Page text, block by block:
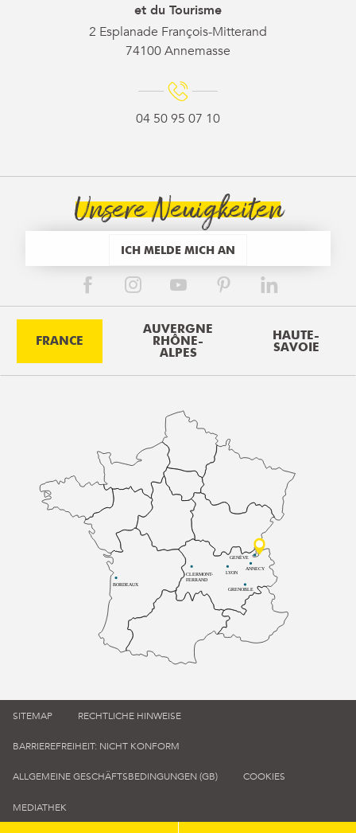
et du Tourisme
2 Esplanade François-Mitterand
74100 Annemasse
04 50 95 07 10
Unsere Neuigkeiten
ICH MELDE MICH AN
FRANCE
AUVERGNE
RHÔNE-
ALPES
HAUTE-
SAVOIE
BORDEAUX
CLERMONT-
FERRAND
LYON
ANNECY
GRENOBLE
GENÈVE
SITEMAP RECHTLICHE HINWEISE
BARRIEREFREIHEIT: NICHT KONFORM
ALLGEMEINE GESCHÄFTSBEDINGUNGEN (GB) COOKIES
MEDIATHEK